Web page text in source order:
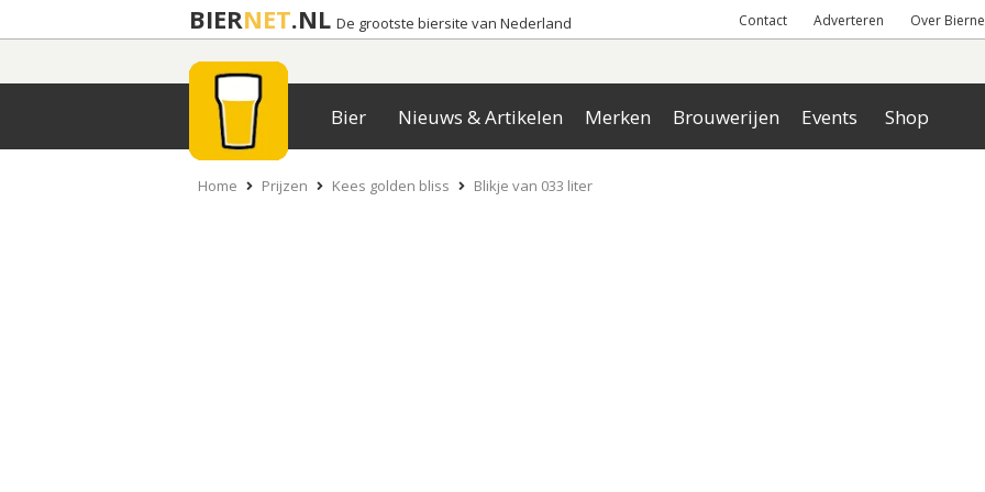
BIERNET.NL De grootste biersite van Nederland Contact Adverteren Over
Bier Nieuws & Artikelen Merken Brouwerijen Events Shop
Home Prijzen Kees golden bliss Blikje van 033 liter